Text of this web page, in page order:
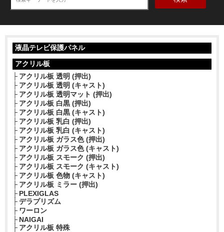
液晶テレビ保護パネル
アクリル板
アクリル板 透明 (押出)
アクリル板 透明 (キャスト)
アクリル板 透明マット (押出)
アクリル板 白黒 (押出)
アクリル板 白黒 (キャスト)
アクリル板 乳白 (押出)
アクリル板 乳白 (キャスト)
アクリル板 ガラス色 (押出)
アクリル板 ガラス色 (キャスト)
アクリル板 スモーク (押出)
アクリル板 スモーク (キャスト)
アクリル板 色物 (キャスト)
アクリル板 ミラー (押出)
PLEXIGLAS
デラプリズム
ワーロン
NAIGAI
アクリル板 特殊